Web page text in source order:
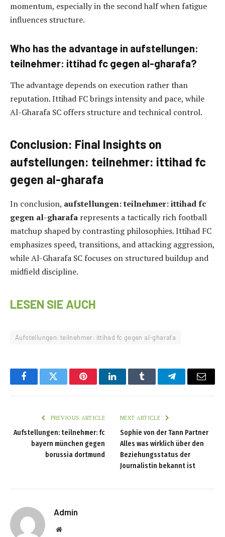
momentum, especially in the second half when fatigue
influences structure.
Who has the advantage in aufstellungen:
teilnehmer: ittihad fc gegen al-gharafa?
The advantage depends on execution rather than
reputation. Ittihad FC brings intensity and pace, while
Al-Gharafa SC offers structure and technical control.
Conclusion: Final Insights on
aufstellungen: teilnehmer: ittihad fc
gegen al-gharafa
In conclusion, aufstellungen: teilnehmer: ittihad fc
gegen al-gharafa represents a tactically rich football
matchup shaped by contrasting philosophies. Ittihad FC
emphasizes speed, transitions, and attacking aggression,
while Al-Gharafa SC focuses on structured buildup and
midfield discipline.
LESEN SIE AUCH
Aufstellungen: teilnehmer: ittihad fc gegen al-gharafa
FacebookTwitter PinterestLinkedInTumblr TelegramEmail
PREVIOUS ARTICLE
Aufstellungen: teilnehmer: fc
bayern münchen gegen
borussia dortmund
NEXT ARTICLE
Sophie von der Tann Partner
Alles was wirklich über den
Beziehungsstatus der
Journalistin bekannt ist
Admin
Website